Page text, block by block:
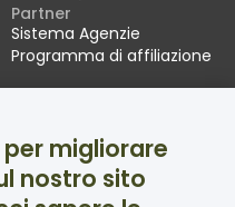
Partner
Sistema Agenzie
Programma di affiliazione
Social
Facebook
migliorare
nostro sito